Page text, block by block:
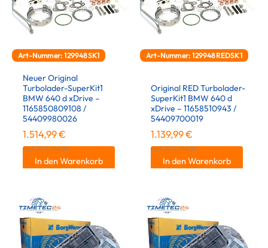
Art-Nummer: 129948SK1
Neuer Original
Turbolader-SuperKit1
BMW 640 d xDrive –
1165850809108 /
54409980026
1.514,99€
inkl. 19 % MwSt.
In den Warenkorb
Art-Nummer: 129948REDSK1
Original RED Turbolader-
SuperKit1 BMW 640 d
xDrive – 11658510943 /
54409700019
1.139,99€
inkl. 19 % MwSt.
In den Warenkorb